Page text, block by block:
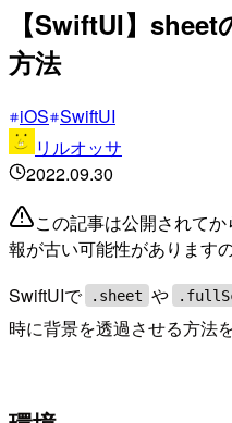
【SwiftUI】
方法
iOS SwiftUI
リルオッサ
2022.09.30
この記事は公開されて
報が古い可能性があります
SwiftUIで
.sheet や
時に背景を透過させる方法